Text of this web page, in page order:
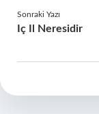
Sonraki Yazı
Iç Il Neresidir